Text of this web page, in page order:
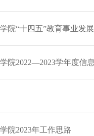
院“十四五”教育事业发展
院2022—2023学年度信
院2023年工作思路